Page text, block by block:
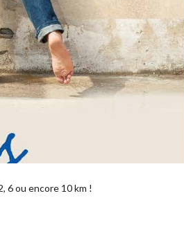
6 ou encore 10 km !